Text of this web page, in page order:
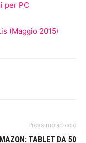
per PC
(Maggio 2015)
Prossimo articolo
TABLET DA 50